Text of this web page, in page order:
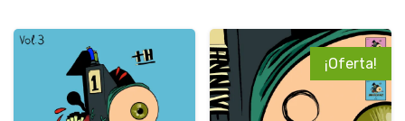
¡Oferta!